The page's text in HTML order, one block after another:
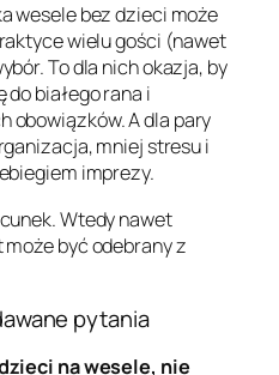
wesele bez dzieci może
wielu gości (nawet
To dla nich okazja, by
białego rana i
obowiązków. A dla pary
mniej stresu i
imprezy.
Wtedy nawet
być odebrany z
pytania
na wesele, nie